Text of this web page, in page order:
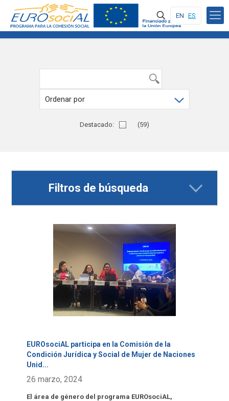
EN ES
Destacado: (59)
Filtros de búsqueda
Click para leer más.
EUROsociAL participa en la Comisión de la
Condición Jurídica y Social de Mujer de Naciones
Unid ...
26 marzo, 2024
El área de género del programa EUROsociAL,